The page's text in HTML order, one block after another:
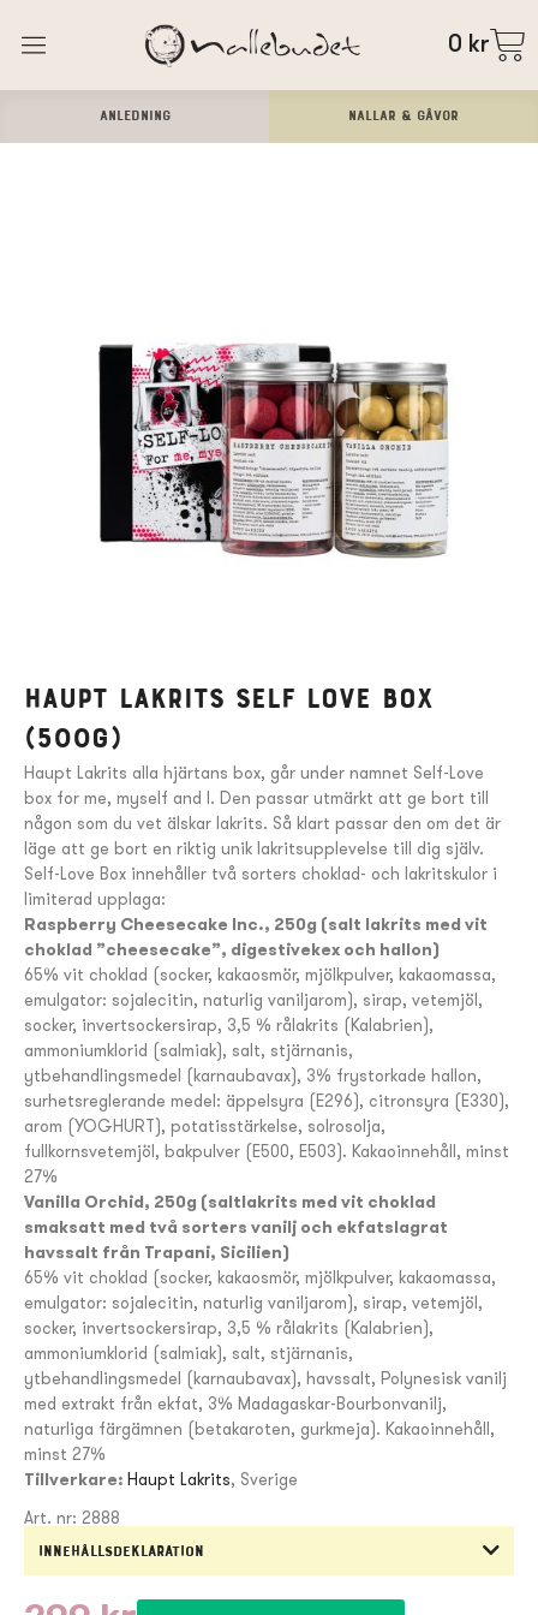
0 kr
ANLEDNING Nallar & Gåvor
Haupt Lakrits SELF LOVE box
(500g)
Haupt Lakrits alla hjärtans box, går under namnet Self-Love
box for me, myself and I. Den passar utmärkt att ge bort till
någon som du vet älskar lakrits. Så klart passar den om det är
läge att ge bort en riktig unik lakritsupplevelse till dig själv.
Self-Love Box innehåller två sorters choklad- och lakritskulor i
limiterad upplaga:
Raspberry Cheesecake Inc., 250g (salt lakrits med vit
choklad ”cheesecake”, digestivekex och hallon)
65% vit choklad (socker, kakaosmör, mjölkpulver, kakaomassa,
emulgator: sojalecitin, naturlig vaniljarom), sirap, vetemjöl,
socker, invertsockersirap, 3,5 % rålakrits (Kalabrien),
ammoniumklorid (salmiak), salt, stjärnanis,
ytbehandlingsmedel (karnaubavax), 3% frystorkade hallon,
surhetsreglerande medel: äppelsyra (E296), citronsyra (E330),
arom (YOGHURT), potatisstärkelse, solrosolja,
fullkornsvetemjöl, bakpulver (E500, E503). Kakaoinnehåll, minst
27%
Vanilla Orchid, 250g (saltlakrits med vit choklad
smaksatt med två sorters vanilj och ekfatslagrat
havssalt från Trapani, Sicilien)
65% vit choklad (socker, kakaosmör, mjölkpulver, kakaomassa,
emulgator: sojalecitin, naturlig vaniljarom), sirap, vetemjöl,
socker, invertsockersirap, 3,5 % rålakrits (Kalabrien),
ammoniumklorid (salmiak), salt, stjärnanis,
ytbehandlingsmedel (karnaubavax), havssalt, Polynesisk vanilj
med extrakt från ekfat, 3% Madagaskar-Bourbonvanilj,
naturliga färgämnen (betakaroten, gurkmeja). Kakaoinnehåll,
minst 27%
Tillverkare: Haupt Lakrits, Sverige
Art. nr: 2888
Innehållsdeklaration